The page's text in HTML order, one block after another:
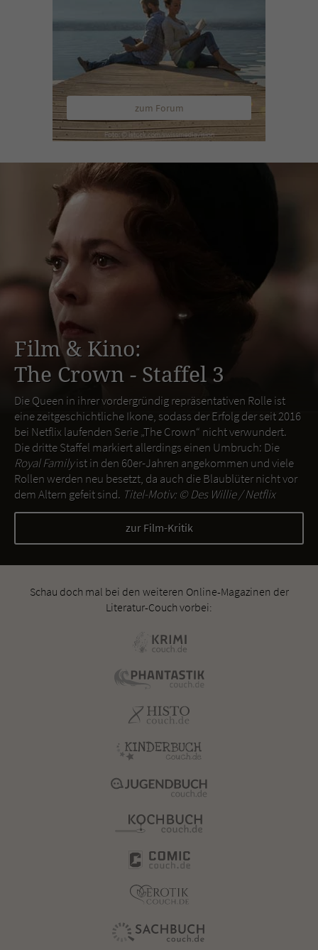
zum Forum
Film & Kino:
The Crown - Staffel 3
Die Queen in ihrer vordergründig repräsentativen Rolle ist
eine zeitgeschichtliche Ikone, sodass der Erfolg der seit 2016
bei Netflix laufenden Serie „The Crown“ nicht verwundert.
Die dritte Staffel markiert allerdings einen Umbruch: Die
Royal Familyist in den 60er-Jahren angekommen und viele
Rollen werden neu besetzt, da auch die Blaublüter nicht vor
dem Altern gefeit sind. Titel-Motiv: ©Des Willie / Netflix
zur Film-Kritik
Schau doch mal bei den weiteren Online-Magazinen der
Literatur-Couch vorbei: